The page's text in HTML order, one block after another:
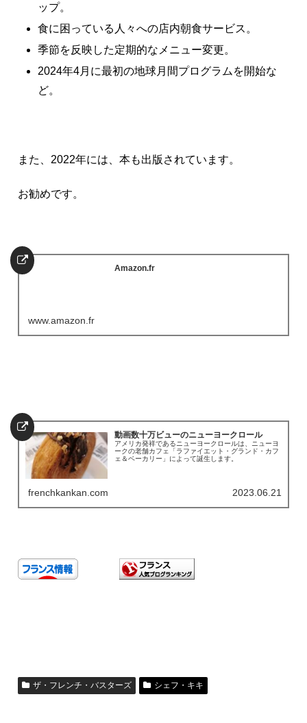
ップ。
食に困っている人々への店内朝食サービス。
季節を反映した定期的なメニュー変更。
2024年4月に最初の地球月間プログラムを開始な
ど。
また、2022年には、本も出版されています。
お勧めです。
Amazon.fr
www.amazon.fr
動画数十万ビューのニューヨークロール
アメリカ発祥であるニューヨークロールは、ニューヨ
ークの老舗カフェ「ラファイエット・グランド・カフ
ェ＆ベーカリー」によって誕生します。
frenchkankan.com 2023.06.21
ザ・フレンチ・バスターズ シェフ・キキ